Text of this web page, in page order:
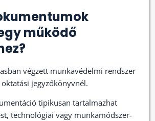
működő
végzett munkavédelmi rendszer
jegyzőkönyvnél.
tipikusan tartalmazhat
technológiai vagy munkamódszer-